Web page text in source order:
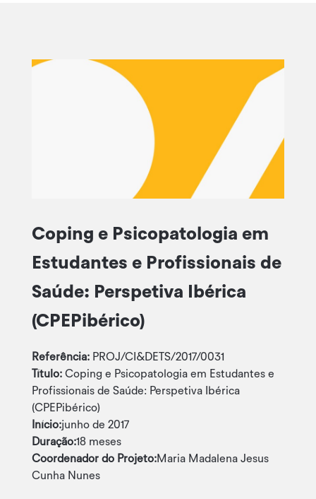
Coping e Psicopatologia em
Estudantes e Profissionais de
Saúde: Perspetiva Ibérica
(CPEPibérico)
Referência: PROJ/CI&DETS/2017/0031
Título: Coping e Psicopatologia em Estudantes e
Profissionais de Saúde: Perspetiva Ibérica
(CPEPibérico)
Início:junho de 2017
Duração:18 meses
Coordenador do Projeto:Maria Madalena Jesus
Cunha Nunes